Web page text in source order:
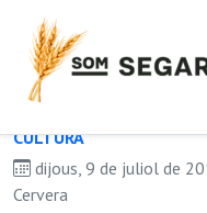
CULTURA
dijous, 9 de juliol de
Cervera